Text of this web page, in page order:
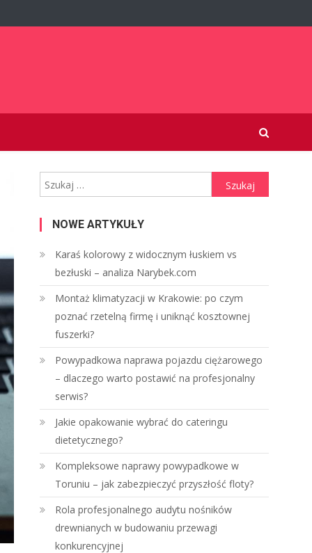
Szukaj:
NOWE ARTYKUŁY
Karaś kolorowy z widocznym łuskiem vs
bezłuski – analiza Narybek.com
Montaż klimatyzacji w Krakowie: po czym
poznać rzetelną firmę i uniknąć kosztownej
fuszerki?
Powypadkowa naprawa pojazdu ciężarowego
– dlaczego warto postawić na profesjonalny
serwis?
Jakie opakowanie wybrać do cateringu
dietetycznego?
Kompleksowe naprawy powypadkowe w
Toruniu – jak zabezpieczyć przyszłość floty?
Rola profesjonalnego audytu nośników
drewnianych w budowaniu przewagi
konkurencyjnej